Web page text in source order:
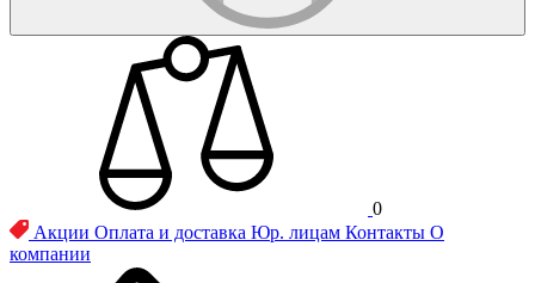
0
Акции Оплата и доставка Юр. лицам Контакты О
компании